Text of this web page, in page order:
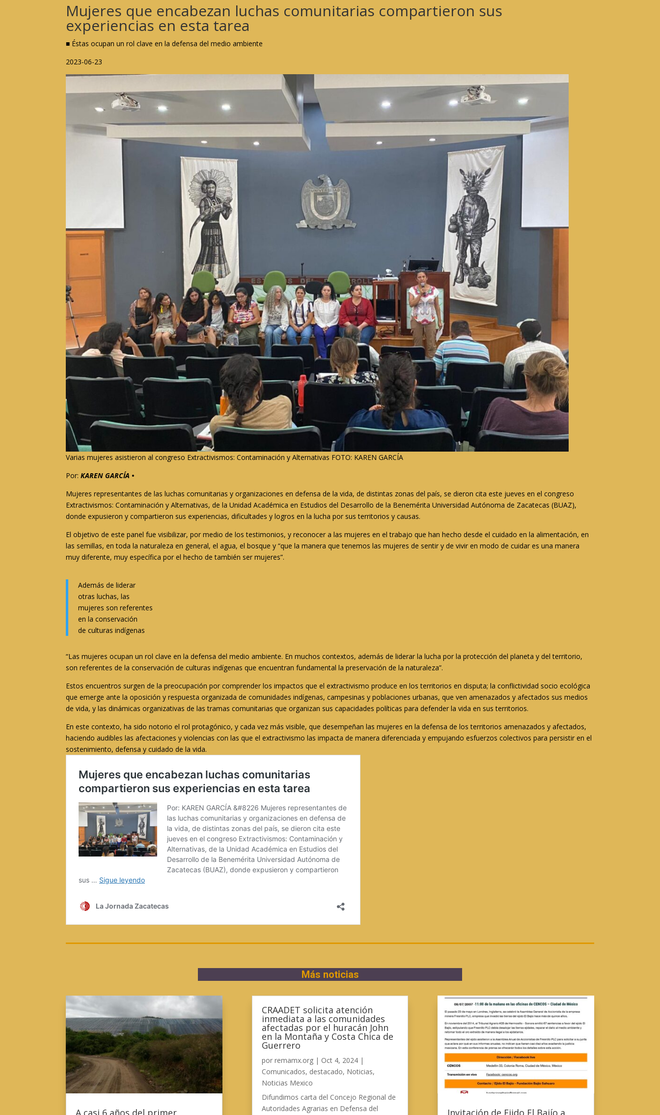
Mujeres que encabezan luchas comunitarias compartieron sus
experiencias en esta tarea
■ Éstas ocupan un rol clave en la defensa del medio ambiente
2023-06-23
Varias mujeres asistieron al congreso Extractivismos: Contaminación y Alternativas FOTO: KAREN GARCÍA
Por:KAREN GARCÍA •
Mujeres representantes de las luchas comunitarias y organizaciones en defensa de la vida, de distintas zonas del país, se dieron cita este jueves en el congreso
Extractivismos: Contaminación y Alternativas, de la Unidad Académica en Estudios del Desarrollo de la Benemérita Universidad Autónoma de Zacatecas (BUAZ),
donde expusieron y compartieron sus experiencias, dificultades y logros en la lucha por sus territorios y causas.
El objetivo de este panel fue visibilizar, por medio de los testimonios, y reconocer a las mujeres en el trabajo que han hecho desde el cuidado en la alimentación, en
las semillas, en toda la naturaleza en general, el agua, el bosque y “que la manera que tenemos las mujeres de sentir y de vivir en modo de cuidar es una manera
muy diferente, muy específica por el hecho de también ser mujeres”.
Además de liderar
otras luchas, las
mujeres son referentes
en la conservación
de culturas indígenas
“Las mujeres ocupan un rol clave en la defensa del medio ambiente. En muchos contextos, además de liderar la lucha por la protección del planeta y del territorio,
son referentes de la conservación de culturas indígenas que encuentran fundamental la preservación de la naturaleza”.
Estos encuentros surgen de la preocupación por comprender los impactos que el extractivismo produce en los territorios en disputa; la conflictividad socio ecológica
que emerge ante la oposición y respuesta organizada de comunidades indígenas, campesinas y poblaciones urbanas, que ven amenazados y afectados sus medios
de vida, y las dinámicas organizativas de las tramas comunitarias que organizan sus capacidades políticas para defender la vida en sus territorios.
En este contexto, ha sido notorio el rol protagónico, y cada vez más visible, que desempeñan las mujeres en la defensa de los territorios amenazados y afectados,
haciendo audibles las afectaciones y violencias con las que el extractivismo las impacta de manera diferenciada y empujando esfuerzos colectivos para persistir en el
sostenimiento, defensa y cuidado de la vida.
Más noticias
A casi 6 años del primer
CRAADET solicita atención
inmediata a las comunidades
afectadas por el huracán John
en la Montaña y Costa Chica de
Guerrero
por remamx.org| Oct 4, 2024|
Comunicados, destacado, Noticias,
Noticias Mexico
Difundimos carta del Concejo Regional de
Autoridades Agrarias en Defensa del
Invitación de Ejido El Bajío a